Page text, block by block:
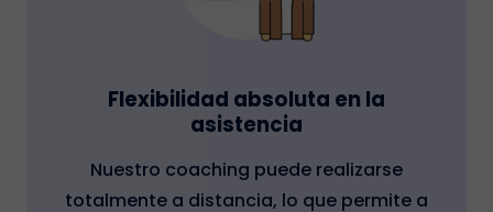
Flexibilidad absoluta en la
asistencia
Nuestro coaching puede realizarse
totalmente a distancia, lo que permite a